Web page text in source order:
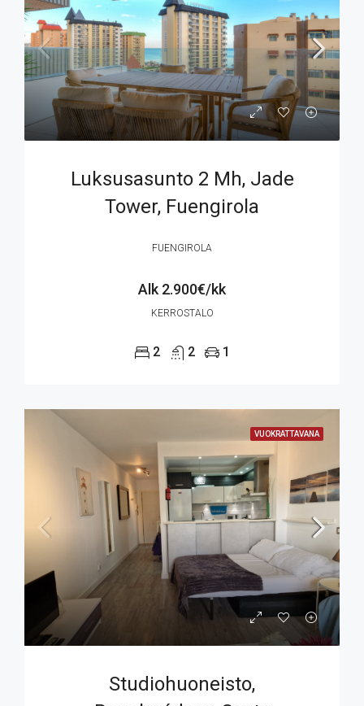
Luksusasunto 2 Mh, Jade
Tower, Fuengirola
FUENGIROLA
Alk 2.900€/kk
KERROSTALO
2 2 1
VUOKRATTAVANA
Studiohuoneisto,